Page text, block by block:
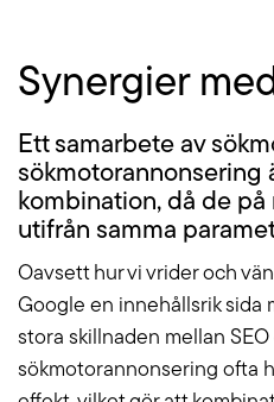
Synergier
Ett samarbete av
sökmotorannonsering
kombination, då de
utifrån samma
Oavsett hur vi vrider och
Google en innehållsrik sida
stora skillnaden mellan SEO
sökmotorannonsering ofta